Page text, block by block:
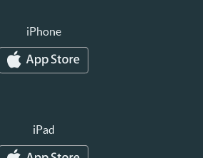
iPhone
iPad